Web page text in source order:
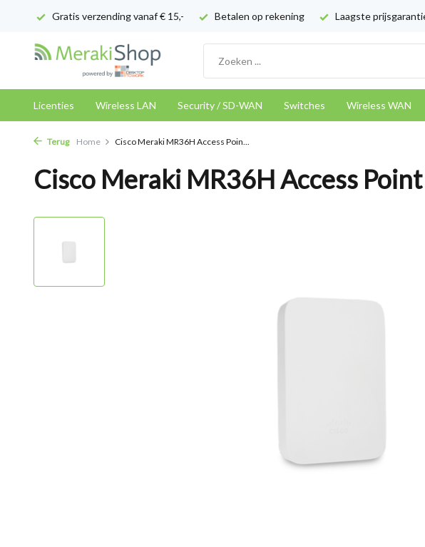
Gratis verzending vanaf € 15,- Betalen op rekening Laagste
Licenties Wireless LAN Security / SD-WAN Switches Wireless WAN
Terug Home Cisco Meraki MR36H Access Poin...
Cisco Meraki MR36H Access